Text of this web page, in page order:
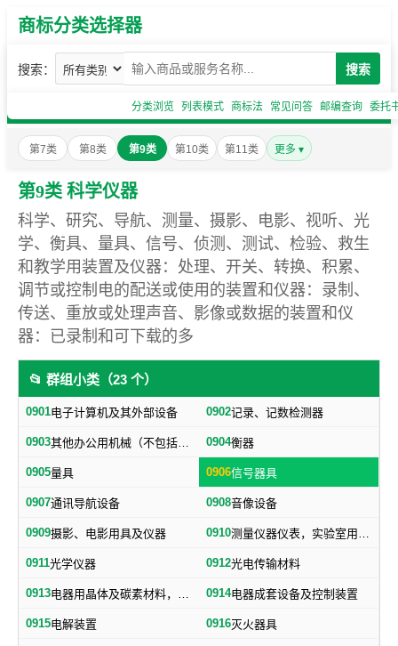
商标分类选择器
搜索： 搜索
分类浏览 列表模式 商标法 常见问答 邮编查询 委托
第7类 第8类 第9类 第10类 第11类 更多 ▾
第9类 科学仪器
科学、研究、导航、测量、摄影、电影、视听、光
学、衡具、量具、信号、侦测、测试、检验、救生
和教学用装置及仪器：处理、开关、转换、积累、
调节或控制电的配送或使用的装置和仪器：录制、
传送、重放或处理声音、影像或数据的装置和仪
器：已录制和可下载的多
📂 群组小类（23 个）
0901电子计算机及其外部设备 0902记录、记数检测器
0903 其他办公用机械（不包括打字机、誉写机、油印机） 0904衡器
0905量具 0906信号器具
0907通讯导航设备 0908音像设备
0909摄影、电影用具及仪器 0910 测量仪器仪表，实验室用器具，电测量仪器，科学仪器
0911光学仪器 0912光电传输材料
0913 电器用晶体及碳素材料，电子、电气通用元件 0914电器成套设备及控制装置
0915电解装置 0916灭火器具